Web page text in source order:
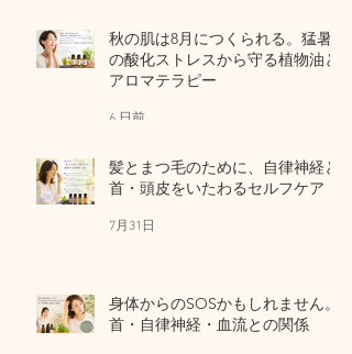
秋の肌は8月につくられる。猛暑
の酸化ストレスから守る植物油と
アロマテラピー
6 日前
髪とまつ毛のために、自律神経と
首・頭皮をいたわるセルフケア
7月31日
身体からのSOSかもしれません。
首・自律神経・血流との関係